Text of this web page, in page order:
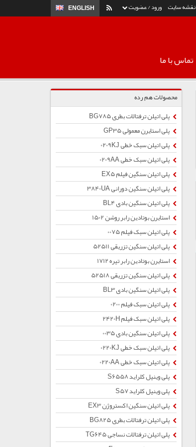
ورود / عضویت ENGLISH نقشه سایت
تماس با ما
محصولات هم رده
پلی اتیلن ترفتالات بطری BG785
پلی استایرن معمولی GP35
پلی اتیلن سبک خطی 0209KJ
پلی اتیلن سبک خطی 0209AA
پلی اتیلن سنگین فیلم EX5
پلی اتیلن سنگین دورانی 3840UA
پلی اتیلن سنگین بادی BL4
استایرن بوتادین رابر روشن 1502
پلی اتیلن سبک فیلم 0075
پلی اتیلن سنگین تزریقی 52511
استایرن بوتادین رابر تیره 1712
پلی اتیلن سنگین تزریقی 52518
پلی اتیلن سنگین بادی BL3
پلی اتیلن سبک فیلم 0200
پلی اتیلن سبک فیلم 2420H
پلی اتیلن سنگین بادی 0035
پلی اتیلن سبک خطی 0220KJ
پلی اتیلن سبک خطی 0220AA
پلی وینیل کلراید S6558
پلی وینیل کلراید S57
پلی اتیلن سنگین اکستروژن EX3
پلی اتیلن ترفتالات بطری BG825
پلی اتیلن ترفتالات نساجی TG645